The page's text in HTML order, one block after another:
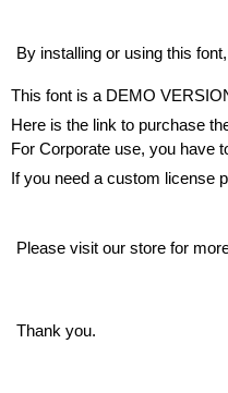
By installing or using this
This font is a DEMO
Here is the link to purchase
For Corporate use, you have
If you need a custom license
Please visit our store for
Thank you.